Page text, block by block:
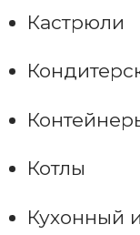
Кастрюли
Котлы
Кухонный